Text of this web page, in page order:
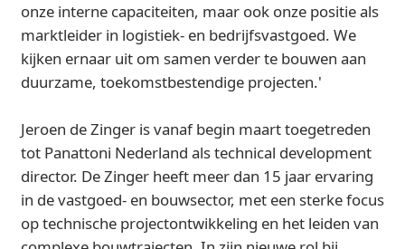
onze interne capaciteiten, maar ook onze positie als
marktleider in logistiek- en bedrijfsvastgoed. We
kijken ernaar uit om samen verder te bouwen aan
duurzame, toekomstbestendige projecten.'
Jeroen de Zinger is vanaf begin maart toegetreden
tot Panattoni Nederland als technical development
director. De Zinger heeft meer dan 15 jaar ervaring
in de vastgoed- en bouwsector, met een sterke focus
op technische projectontwikkeling en het leiden van